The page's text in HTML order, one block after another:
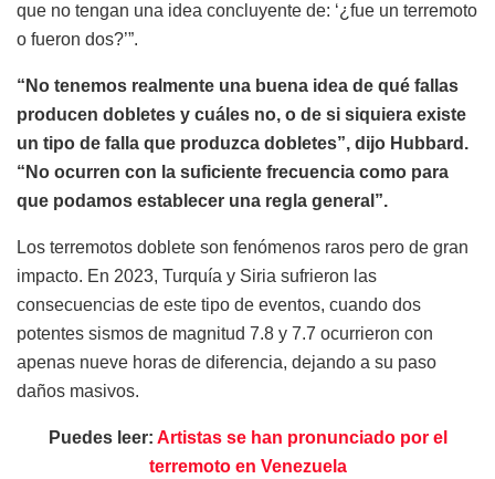
que no tengan una idea concluyente de: ‘¿fue un terremoto
o fueron dos?’”.
“No tenemos realmente una buena idea de qué fallas
producen dobletes y cuáles no, o de si siquiera existe
un tipo de falla que produzca dobletes”, dijo Hubbard.
“No ocurren con la suficiente frecuencia como para
que podamos establecer una regla general”.
Los terremotos doblete son fenómenos raros pero de gran
impacto. En 2023, Turquía y Siria sufrieron las
consecuencias de este tipo de eventos, cuando dos
potentes sismos de magnitud 7.8 y 7.7 ocurrieron con
apenas nueve horas de diferencia, dejando a su paso
daños masivos.
Puedes leer: Artistas se han pronunciado por el
terremoto en Venezuela